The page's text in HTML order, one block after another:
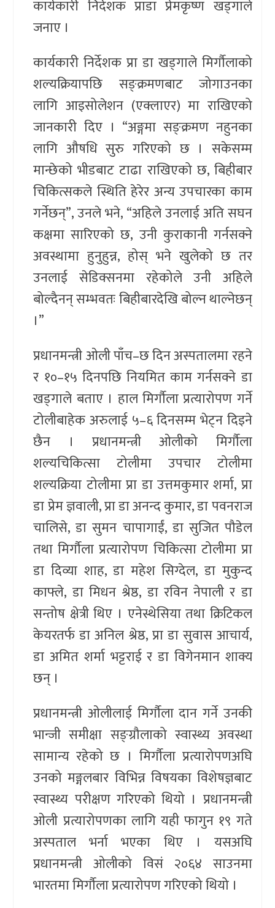
कार्यकारी निर्देशक प्राडा प्रेमकृष्ण खड्गाले
जनाए ।
कार्यकारी निर्देशक प्रा डा खड्गाले मिर्गौलाको
शल्यक्रियापछि सङ्क्रमणबाट जोगाउनका
लागि आइसोलेशन (एक्लाएर) मा राखिएको
जानकारी दिए । “अङ्गमा सङ्क्रमण नहुनका
लागि औषधि सुरु गरिएको छ । सकेसम्म
मान्छेको भीडबाट टाढा राखिएको छ, बिहीबार
चिकित्सकले स्थिति हेरेर अन्य उपचारका काम
गर्नेछन्”, उनले भने, “अहिले उनलाई अति सघन
कक्षमा सारिएको छ, उनी कुराकानी गर्नसक्ने
अवस्थामा हुनुहुन्न, होस् भने खुलेको छ तर
उनलाई सेडिक्सनमा रहेकोले उनी अहिले
बोल्दैनन् सम्भवतः बिहीबारदेखि बोल्न थाल्नेछन्
।”
प्रधानमन्त्री ओली पाँच–छ दिन अस्पतालमा रहने
र १०–१५ दिनपछि नियमित काम गर्नसक्ने डा
खड्गाले बताए । हाल मिर्गौला प्रत्यारोपण गर्ने
टोलीबाहेक अरुलाई ५–६ दिनसम्म भेट्न दिइने
छैन । प्रधानमन्त्री ओलीको मिर्गौला
शल्यचिकित्सा टोलीमा उपचार टोलीमा
शल्यक्रिया टोलीमा प्रा डा उत्तमकुमार शर्मा, प्रा
डा प्रेम ज्ञवाली, प्रा डा अनन्द कुमार, डा पवनराज
चालिसे, डा सुमन चापागाईं, डा सुजित पौडेल
तथा मिर्गौला प्रत्यारोपण चिकित्सा टोलीमा प्रा
डा दिव्या शाह, डा महेश सिग्देल, डा मुकुन्द
काफ्ले, डा मिधन श्रेष्ठ, डा रविन नेपाली र डा
सन्तोष क्षेत्री थिए । एनेस्थेसिया तथा क्रिटिकल
केयरतर्फ डा अनिल श्रेष्ठ, प्रा डा सुवास आचार्य,
डा अमित शर्मा भट्टराई र डा विगेनमान शाक्य
छन् ।
प्रधानमन्त्री ओलीलाई मिर्गौला दान गर्ने उनकी
भान्जी समीक्षा सङ्ग्रौलाको स्वास्थ्य अवस्था
सामान्य रहेको छ । मिर्गौला प्रत्यारोपणअघि
उनको मङ्गलबार विभिन्न विषयका विशेषज्ञबाट
स्वास्थ्य परीक्षण गरिएको थियो । प्रधानमन्त्री
ओली प्रत्यारोपणका लागि यही फागुन १९ गते
अस्पताल भर्ना भएका थिए । यसअघि
प्रधानमन्त्री ओलीको विसं २०६४ साउनमा
भारतमा मिर्गौला प्रत्यारोपण गरिएको थियो ।